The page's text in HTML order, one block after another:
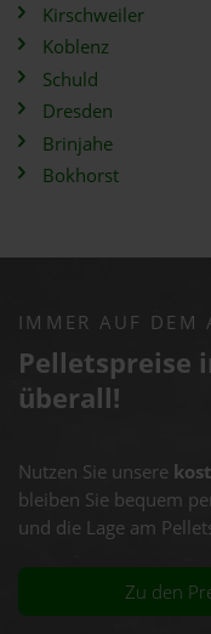
Kirschweiler
Koblenz
Schuld
Dresden
Brinjahe
Bokhorst
IMMER AUF DEM
Pelletspreise
überall!
Nutzen Sie unsere
bleiben Sie bequem
und die Lage am
Zu den